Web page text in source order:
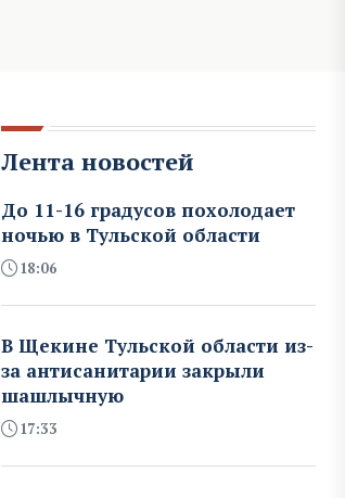
Лента новостей
До 11-16 градусов похолодает
ночью в Тульской области
18:06
В Щекине Тульской области из-
за антисанитарии закрыли
шашлычную
17:33